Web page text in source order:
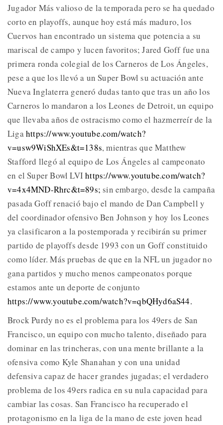
Jugador Más valioso de la temporada pero se ha quedado
corto en playoffs, aunque hoy está más maduro, los
Cuervos han encontrado un sistema que potencia a su
mariscal de campo y lucen favoritos; Jared Goff fue una
primera ronda colegial de los Carneros de Los Ángeles,
pese a que los llevó a un Super Bowl su actuación ante
Nueva Inglaterra generó dudas tanto que tras un año los
Carneros lo mandaron a los Leones de Detroit, un equipo
que llevaba años de ostracismo como el hazmerreír de la
Ligahttps://www.youtube.com/watch?
v=usw9WiShXEs&t=138s, mientras que Matthew
Stafford llegó al equipo de Los Ángeles al campeonato
en el Super Bowl LVIhttps://www.youtube.com/watch?
v=4x4MND-Rhrc&t=89s; sin embargo, desde la campaña
pasada Goff renació bajo el mando de Dan Campbell y
del coordinador ofensivo Ben Johnson y hoy los Leones
ya clasificaron a la postemporada y recibirán su primer
partido de playoffs desde 1993 con un Goff constituido
como líder. Más pruebas de que en la NFL un jugador no
gana partidos y mucho menos campeonatos porque
estamos ante un deporte de conjunto
https://www.youtube.com/watch?v=qbQHyd6aS44.
Brock Purdy no es el problema para los 49ers de San
Francisco, un equipo con mucho talento, diseñado para
dominar en las trincheras, con una mente brillante a la
ofensiva como Kyle Shanahan y con una unidad
defensiva capaz de hacer grandes jugadas; el verdadero
problema de los 49ers radica en su nula capacidad para
cambiar las cosas. San Francisco ha recuperado el
protagonismo en la liga de la mano de este joven head